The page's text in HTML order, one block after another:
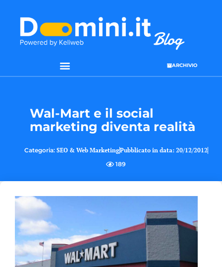
ARCHIVIO
Wal-Mart e il social
marketing diventa realità
Categoria: SEO & Web MarketingPubblicato in data: 20/12/2012
189